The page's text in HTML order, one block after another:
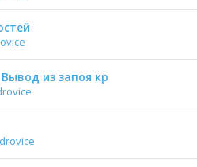
из запоя кр